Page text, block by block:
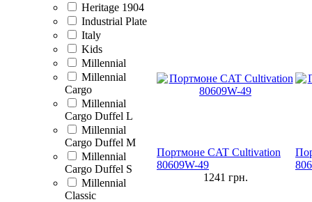
Heritage 1904
Industrial Plate
Italy
Kids
Millennial
Millennial
Cargo
Millennial
Cargo Duffel L
Millennial
Cargo Duffel M
Millennial
Cargo Duffel S
Millennial
Classic
Портмоне CAT Cultivation
80609W-49
1241 грн.